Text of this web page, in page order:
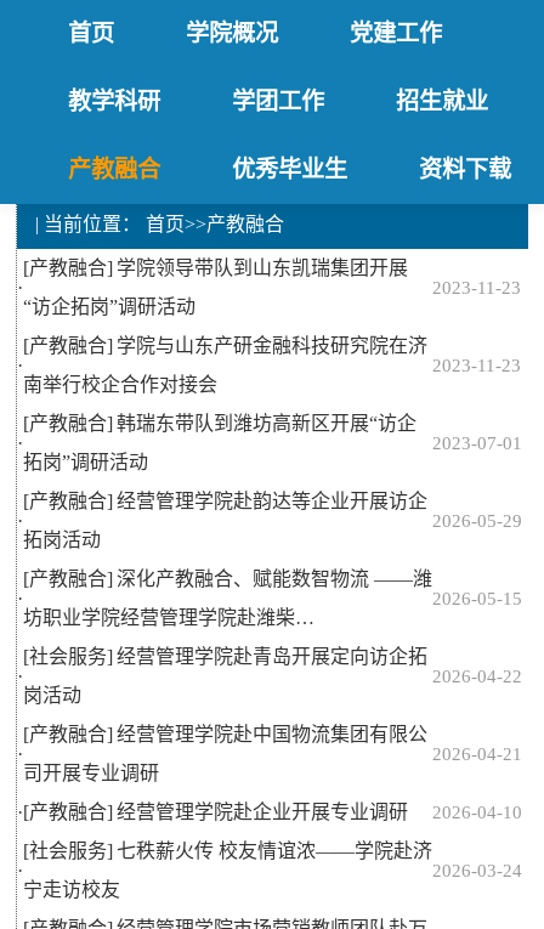
首页 学院概况 党建工作
教学科研 学团工作 招生就业
产教融合 优秀毕业生 资料下载
| 当前位置：首页>>产教融合
·
[产教融合] 学院领导带队到山东凯瑞集团开展
“访企拓岗”调研活动
2023-11-23
·
[产教融合] 学院与山东产研金融科技研究院在济
南举行校企合作对接会
2023-11-23
·
[产教融合] 韩瑞东带队到潍坊高新区开展“访企
拓岗”调研活动
2023-07-01
·
[产教融合] 经营管理学院赴韵达等企业开展访企
拓岗活动
2026-05-29
·
[产教融合] 深化产教融合、赋能数智物流 ——潍
坊职业学院经营管理学院赴潍柴…
2026-05-15
·
[社会服务] 经营管理学院赴青岛开展定向访企拓
岗活动
2026-04-22
·
[产教融合] 经营管理学院赴中国物流集团有限公
司开展专业调研
2026-04-21
·[产教融合] 经营管理学院赴企业开展专业调研 2026-04-10
·
[社会服务] 七秩薪火传 校友情谊浓——学院赴济
宁走访校友
2026-03-24